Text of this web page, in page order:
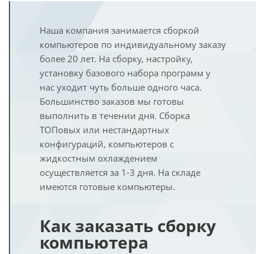
Наша компания занимается сборкой
компьютеров по индивидуальному заказу
более 20 лет. На сборку, настройку,
установку базового набора программ у
нас уходит чуть больше одного часа.
Большинство заказов мы готовы
выполнить в течении дня. Сборка
ТОПовых или нестандартных
конфигураций, компьютеров с
жидкостным охлаждением
осуществляется за 1-3 дня. На складе
имеются готовые компьютеры.
Как заказать сборку
компьютера